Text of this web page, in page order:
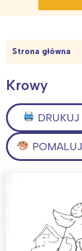
Strona główna
Krowy
DRUKUJ